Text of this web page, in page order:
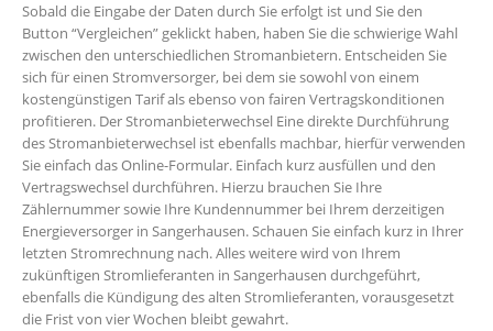
Sobald die Eingabe der Daten durch Sie erfolgt ist und Sie den
Button “Vergleichen” geklickt haben, haben Sie die schwierige Wahl
zwischen den unterschiedlichen Stromanbietern. Entscheiden Sie
sich für einen Stromversorger, bei dem sie sowohl von einem
kostengünstigen Tarif als ebenso von fairen Vertragskonditionen
profitieren. Der Stromanbieterwechsel Eine direkte Durchführung
des Stromanbieterwechsel ist ebenfalls machbar, hierfür verwenden
Sie einfach das Online-Formular. Einfach kurz ausfüllen und den
Vertragswechsel durchführen. Hierzu brauchen Sie Ihre
Zählernummer sowie Ihre Kundennummer bei Ihrem derzeitigen
Energieversorger in Sangerhausen. Schauen Sie einfach kurz in Ihrer
letzten Stromrechnung nach. Alles weitere wird von Ihrem
zukünftigen Stromlieferanten in Sangerhausen durchgeführt,
ebenfalls die Kündigung des alten Stromlieferanten, vorausgesetzt
die Frist von vier Wochen bleibt gewahrt.